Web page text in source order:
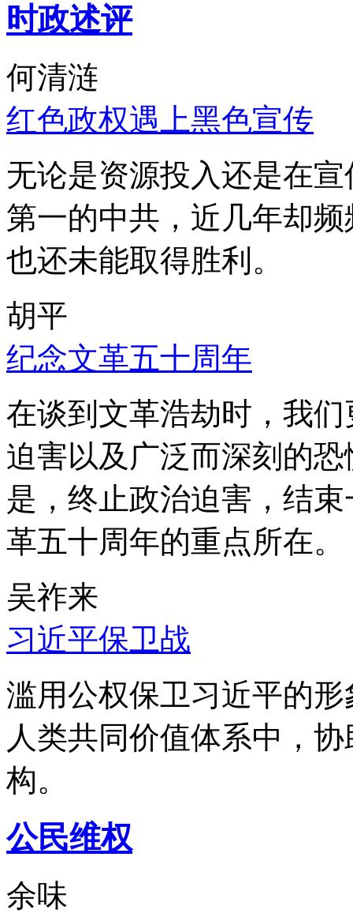
时政述评
何清涟
红色政权遇上黑色宣传
无论是资源投入还是在
第一的中共，近几年却
也还未能取得胜利。
胡平
纪念文革五十周年
在谈到文革浩劫时，我
迫害以及广泛而深刻的
是，终止政治迫害，结
革五十周年的重点所在。
吴祚来
习近平保卫战
滥用公权保卫习近平的
人类共同价值体系中，
构。
公民维权
余味